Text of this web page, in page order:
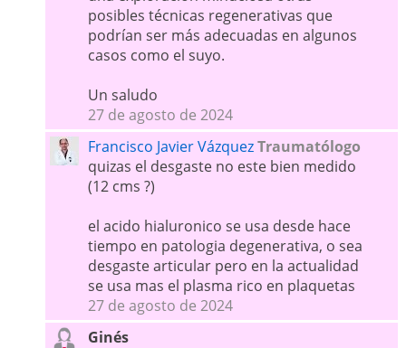
posibles técnicas regenerativas que
podrían ser más adecuadas en algunos
casos como el suyo.
Un saludo
27 de agosto de 2024
Francisco Javier VázquezTraumatólogo
quizas el desgaste no este bien medido
(12 cms ?)
el acido hialuronico se usa desde hace
tiempo en patologia degenerativa, o sea
desgaste articular pero en la actualidad
se usa mas el plasma rico en plaquetas
27 de agosto de 2024
Ginés